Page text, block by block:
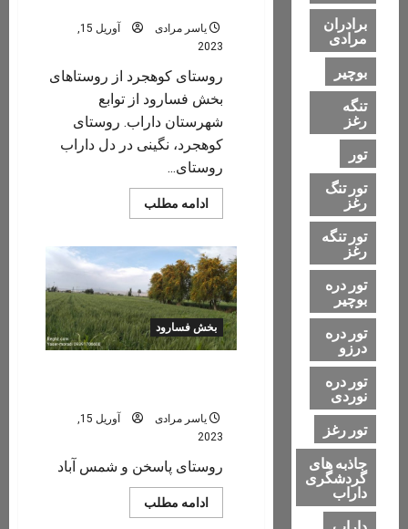
یاسر مرادی
آوریل 15,
2023
روستای کوهجرد از روستاهای
بخش فسارود از توابع
شهرستان داراب. روستای
کوهجرد، نگینی در دل داراب
روستای...
ادامه مطلب
more
بخش فسارود
یاسر مرادی
آوریل 15,
2023
روستای پاسخن و شمس آباد
ادامه مطلب
more
برادران
مرادی
بوچیر
تنگه
رغز
تور
تور تنگ
رغز
تور تنگه
رغز
تور دره
بوچیر
تور دره
درزو
تور دره
نوردی
تور رغز
جاذبه های
گردشگری
داراب